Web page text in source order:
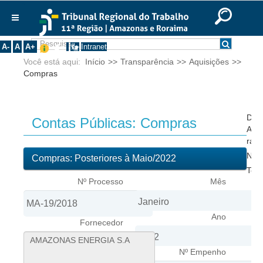
Ir para o rodapé
English
Português Español
A- A A+ Intranet
Institucional
Histórico
Presidência
Composição
Desembargadores
Seções Especializadas
Varas do Trabalho
Você está aqui: Início >> Transparência >> Aquisições >>
Compras
Contas Públicas: Compras
Compras: Posteriores à Maio/2022
Nº Processo
Fornecedor
Mês
Ano
Nº Empenho
Ato